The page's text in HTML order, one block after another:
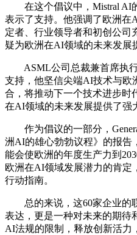
在这个倡议中，Mistral AI的
表示了支持。他强调了欧洲在
定者、行业领导者和初创公
疑为欧洲在AI领域的未来发展
ASML公司总裁兼首席执行
支持，他坚信尖端AI技术与欧
合，将推动下一个技术进步时
在AI领域的未来发展提供了强
作为倡议的一部分，
洲AI的雄心勃勃议程》的报告
能会使欧洲的年度生产力到
欧洲在AI领域发展潜力的肯定
行动指南。
总的来说，这60家企业的
表达，更是一种对未来的期待
AI法规的限制，释放创新活力